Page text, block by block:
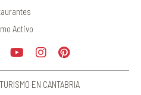
Activo
EN CANTABRIA